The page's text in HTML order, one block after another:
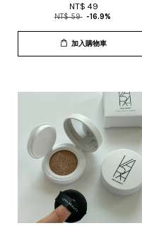
NT$ 49
NT$ 59 -16.9%
加入購物車